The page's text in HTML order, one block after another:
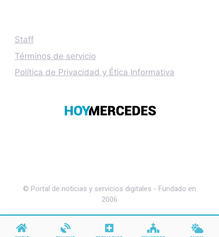
Staff
Términos de servicio
Política de Privacidad y Ética Informativa
© Portal de noticias y servicios digitales - Fundado en
2006